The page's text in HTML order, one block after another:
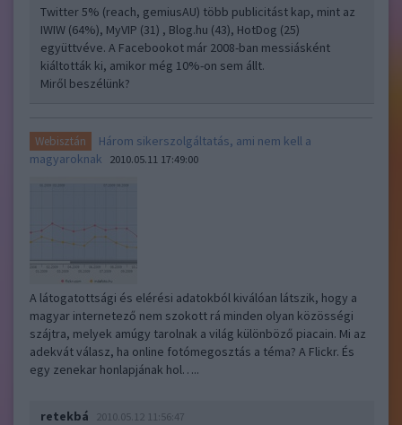
Twitter 5% (reach, gemiusAU) több publicitást kap, mint az
IWIW (64%), MyVIP (31) , Blog.hu (43), HotDog (25)
együttvéve. A Facebookot már 2008-ban messiásként
kiáltották ki, amikor még 10%-on sem állt.
Miről beszélünk?
Webisztán
Három sikerszolgáltatás, ami nem kell a
magyaroknak
2010.05.11 17:49:00
A látogatottsági és elérési adatokból kiválóan látszik, hogy a
magyar internetező nem szokott rá minden olyan közösségi
szájtra, melyek amúgy tarolnak a világ különböző piacain. Mi az
adekvát válasz, ha online fotómegosztás a téma? A Flickr. És
egy zenekar honlapjának hol…..
retekbá 2010.05.12 11:56:47